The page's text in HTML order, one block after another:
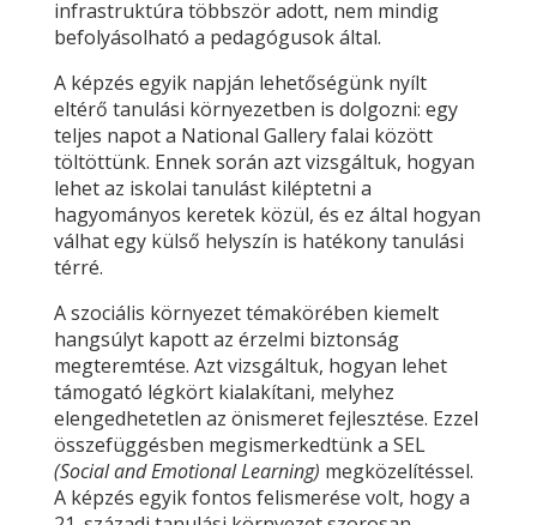
infrastruktúra többször adott, nem mindig
befolyásolható a pedagógusok által.
A képzés egyik napján lehetőségünk nyílt
eltérő tanulási környezetben is dolgozni: egy
teljes napot a National Gallery falai között
töltöttünk. Ennek során azt vizsgáltuk, hogyan
lehet az iskolai tanulást kiléptetni a
hagyományos keretek közül, és ez által hogyan
válhat egy külső helyszín is hatékony tanulási
térré.
A szociális környezet témakörében kiemelt
hangsúlyt kapott az érzelmi biztonság
megteremtése. Azt vizsgáltuk, hogyan lehet
támogató légkört kialakítani, melyhez
elengedhetetlen az önismeret fejlesztése. Ezzel
összefüggésben megismerkedtünk a SEL
(Social and Emotional Learning) megközelítéssel.
A képzés egyik fontos felismerése volt, hogy a